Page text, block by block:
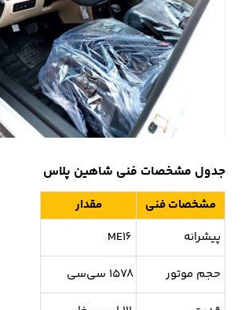
جدول مشخصات فنی شاهین پلاس
مقدار
مشخصات فنی
ME16
پیشرانه
۱۵۷۸ سی‌سی حجم موتور